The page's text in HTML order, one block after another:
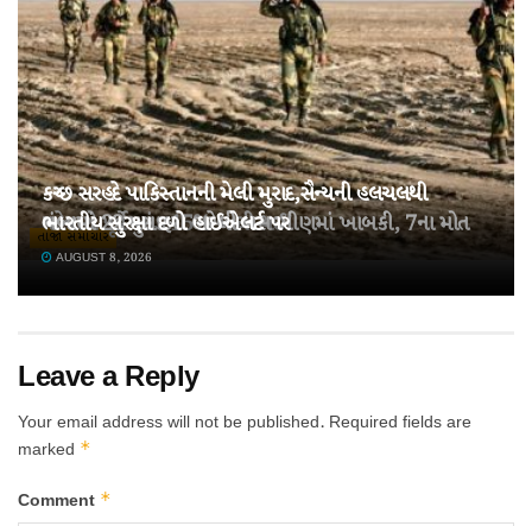
તહેવારો પૂર્વે ખાંડ 15% મોંઘી થઈ!
AUGUST 8, 2026
ચંબામાં 22 મુસાફરો ભરેલી બસ ખીણમાં ખાબકી, 7ના મોત
AUGUST 8, 2026
તાજા સમાચાર
કચ્છ સરહદે પાકિસ્તાનની મેલી મુરાદ,સૈન્યની હલચલથી
ભારતીય સુરક્ષા દળો હાઈએલર્ટ પર
AUGUST 8, 2026
Leave a Reply
Your email address will not be published. Required fields are
marked *
Comment *